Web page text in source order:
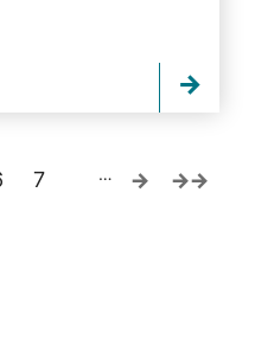
7 …